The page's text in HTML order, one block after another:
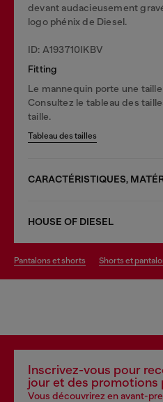
devant audacieusement
logo phénix de Diesel.
ID: A193710IKBV
Fitting
Le mannequin porte une
Consultez le tableau des
taille.
Tableau des tailles
CARACTÉRISTIQUES,
HOUSE OF DIESEL
pantalons et shorts shorts et
Inscrivez-vous pour
jour et des promotions
Vous découvrirez en avant-